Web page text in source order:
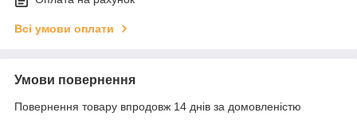
Всі умови оплати
Умови повернення
Повернення товару впродовж 14 днів за домовленістю